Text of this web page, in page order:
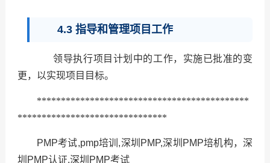
4.3 指导和管理项目工作
领导执行项目计划中的工作，实施已批准的变
更，以实现项目目标。
********************************************
*******************************
PMP考试,pmp培训,深圳PMP,深圳PMP培机构，深
圳PMP认证,深圳PMP考试